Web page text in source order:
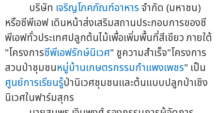
บริษัท เจริญโภคภัณฑ์อาหารจำกัด (มหาชน)
หรือซีพีเอฟ เดินหน้าส่งเสริมสถานประกอบการของซี
พีเอฟทั่วประเทศปลูกต้นไม้เพื่อเพิ่มพื้นที่สีเขียว ภายใต้
"โครงการซีพีเอฟรักษ์นิเวศ" ชูความสำเร็จ"โครงการ
สวนป่าชุมชนหมู่บ้านเกษตรกรรมกำแพงเพชร" เป็น
ศูนย์การเรียนรู้ป่านิเวศชุมชนและต้นแบบปลูกป่าเชิง
นิเวศในฟาร์มสุกร